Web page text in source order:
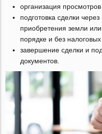
организация просмотров
подготовка сделки
приобретения земли
порядке и без
завершение сделки и
документов.